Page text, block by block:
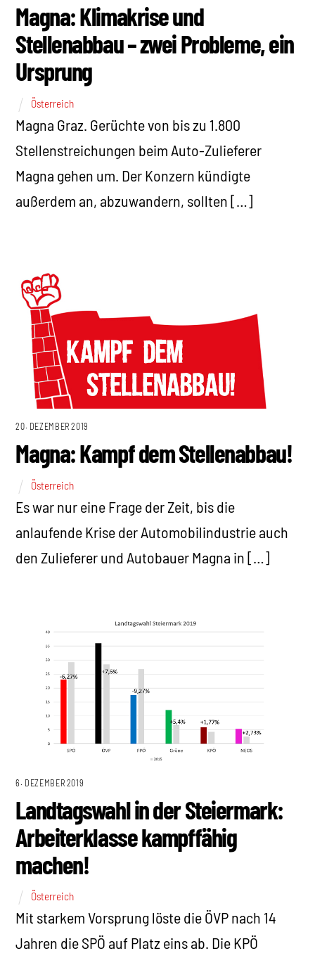
Magna: Klimakrise und
Stellenabbau – zwei Probleme, ein
Ursprung
Österreich
Magna Graz. Gerüchte von bis zu 1.800
Stellenstreichungen beim Auto-Zulieferer
Magna gehen um. Der Konzern kündigte
außerdem an, abzuwandern, sollten […]
20. DEZEMBER 2019
Magna: Kampf dem Stellenabbau!
Österreich
Es war nur eine Frage der Zeit, bis die
anlaufende Krise der Automobilindustrie auch
den Zulieferer und Autobauer Magna in […]
6. DEZEMBER 2019
Landtagswahl in der Steiermark:
Arbeiterklasse kampffähig
machen!
Österreich
Mit starkem Vorsprung löste die ÖVP nach 14
Jahren die SPÖ auf Platz eins ab. Die KPÖ